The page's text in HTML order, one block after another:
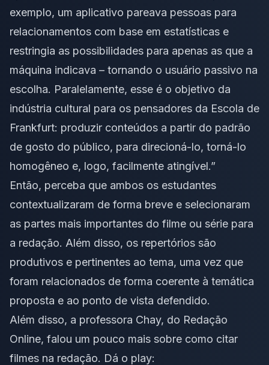
exemplo, um aplicativo pareava pessoas para
relacionamentos com base em estatísticas e
restringia as possibilidades para apenas as que a
máquina indicava – tornando o usuário passivo na
escolha. Paralelamente, esse é o objetivo da
indústria cultural para os pensadores da Escola de
Frankfurt: produzir conteúdos a partir do padrão
de gosto do público, para direcioná-lo, torná-lo
homogêneo e, logo, facilmente atingível.”
Então, perceba que ambos os estudantes
contextualizaram de forma breve e selecionaram
as partes mais importantes do filme ou série para
a redação. Além disso, os repertórios são
produtivos e pertinentes ao tema, uma vez que
foram relacionados de forma coerente à temática
proposta e ao ponto de vista defendido.
Além disso, a professora Chay, do Redação
Online, falou um pouco mais sobre como citar
filmes na redação. Dá o play: